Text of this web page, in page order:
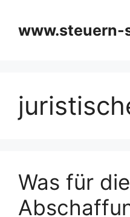
springen
www.steuern-
Was für die